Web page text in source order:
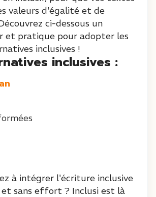
valeurs d'égalité et de
ci-dessous un
et pratique pour adopter les
inclusives !
inclusives :
à intégrer l'écriture inclusive
sans effort ? Inclusi est là